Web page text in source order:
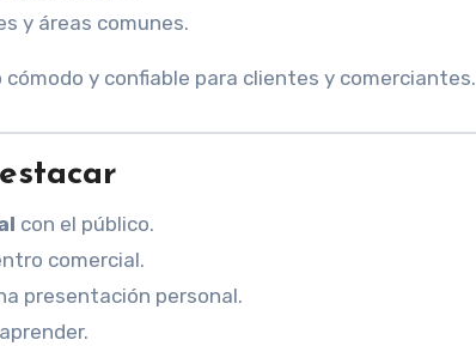
y áreas comunes.
y confiable para clientes y comerciantes.
con el público.
comercial.
presentación personal.